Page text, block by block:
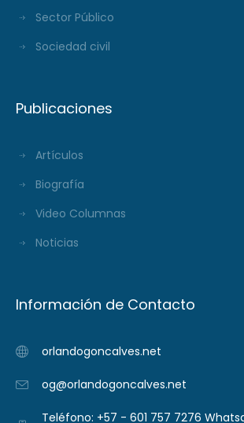
Sector Público
Sociedad civil
Publicaciones
Artículos
Biografía
Video Columnas
Noticias
Información de Contacto
orlandogoncalves.net
og@orlandogoncalves.net
Teléfono: +57 - 601 757 7276 Whatsapp: +57 - 317